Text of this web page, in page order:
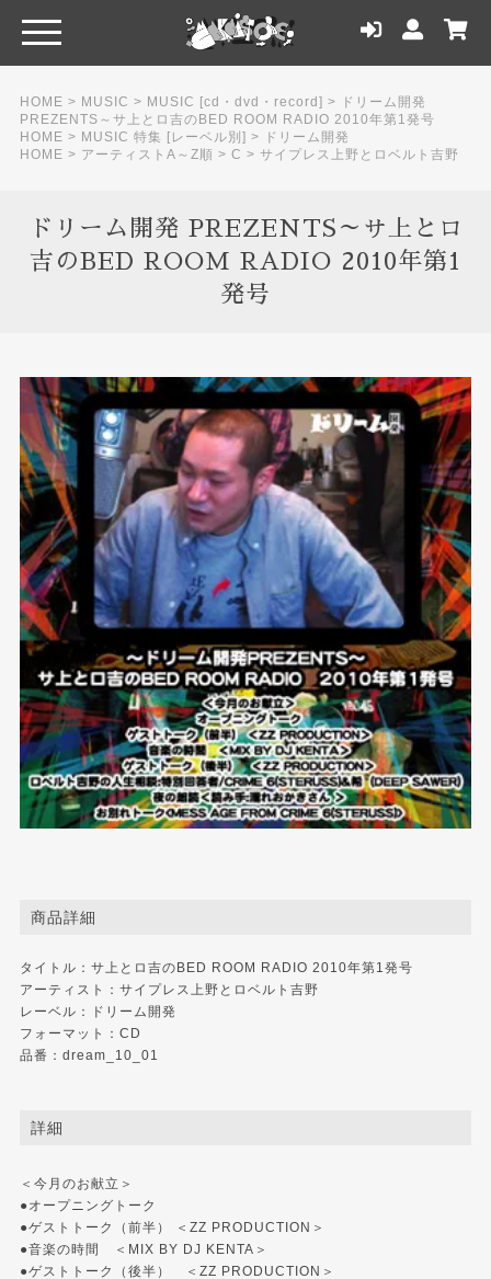
HOME > MUSIC > MUSIC [cd・dvd・record] >
ドリーム開発
PREZENTS～サ上とロ吉のBED ROOM RADIO 2010年第1発号
HOME > MUSIC 特集 [レーベル別] >
ドリーム開発
HOME > アーティストA～Z順 > C > サイプレス上野とロベルト吉野
ドリーム開発 PREZENTS～サ上とロ
吉のBED ROOM RADIO 2010年第1
発号
商品詳細
タイトル：サ上とロ吉のBED ROOM RADIO 2010年第1発号
アーティスト：サイプレス上野とロベルト吉野
レーベル：
ドリーム開発
フォーマット：CD
品番：dream_10_01
詳細
＜今月のお献立＞
●オープニングトーク
●ゲストトーク（前半） ＜ZZ PRODUCTION＞
●音楽の時間 ＜MIX BY DJ KENTA＞
●ゲストトーク（後半） ＜ZZ PRODUCTION＞